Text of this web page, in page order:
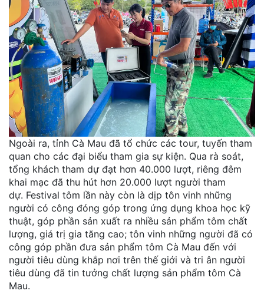
Ngoài ra, tỉnh Cà Mau đã tổ chức các tour, tuyến tham
quan cho các đại biểu tham gia sự kiện. Qua rà soát,
tổng khách tham dự đạt hơn 40.000 lượt, riêng đêm
khai mạc đã thu hút hơn 20.000 lượt người tham
dự. Festival tôm lần này còn là dịp tôn vinh những
người có công đóng góp trong ứng dụng khoa học kỹ
thuật, góp phần sản xuất ra nhiều sản phẩm tôm chất
lượng, giá trị gia tăng cao; tôn vinh những người đã có
công góp phần đưa sản phẩm tôm Cà Mau đến với
người tiêu dùng khắp nơi trên thế giới và tri ân người
tiêu dùng đã tin tưởng chất lượng sản phẩm tôm Cà
Mau.